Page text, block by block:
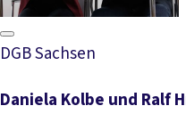
DGB Sachsen
Daniela Kolbe und Ralf